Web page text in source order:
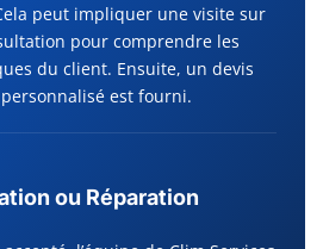
peut impliquer une visite sur
pour comprendre les
du client. Ensuite, un devis
est fourni.
ou Réparation